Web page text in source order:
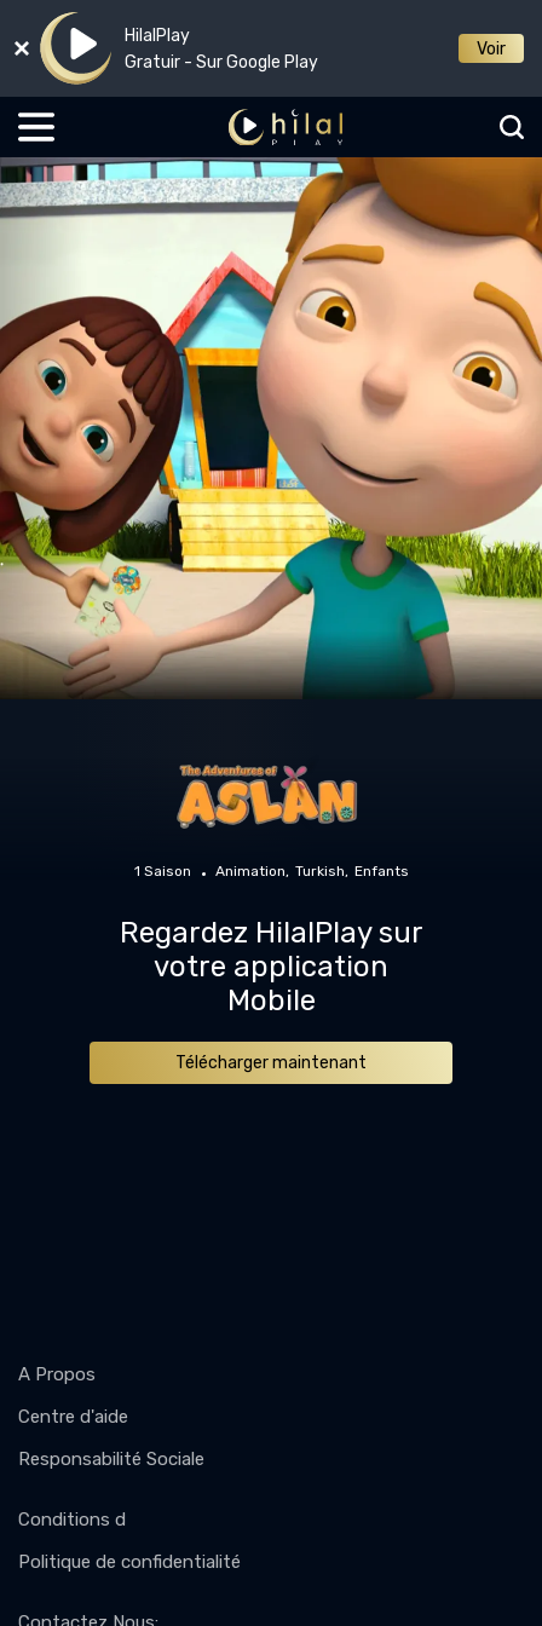
HilalPlay
Gratuir - Sur Google Play
Voir
1 Saison Animation Turkish Enfants
Regardez HilalPlay sur
votre application
Mobile
Télécharger maintenant
A Propos
Centre d'aide
Responsabilité Sociale
Conditions d
Politique de confidentialité